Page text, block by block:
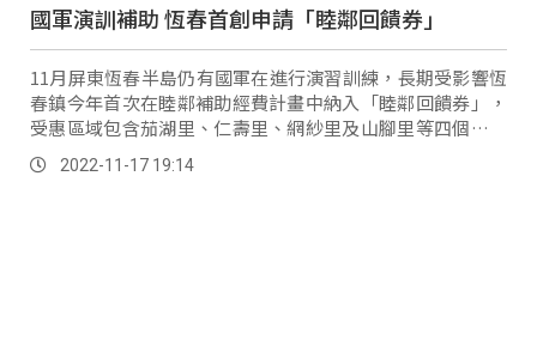
國軍演訓補助 恆春首創申請「睦鄰回饋券」
11月屏東恆春半島仍有國軍在進行演習訓練，長期受影響恆
春鎮今年首次在睦鄰補助經費計畫中納入「睦鄰回饋券」，
受惠區域包含茄湖里、仁壽里、網紗里及山腳里等四個里，
每年每人睦鄰回饋約720元，已獲軍方同意。
2022-11-17 19:14